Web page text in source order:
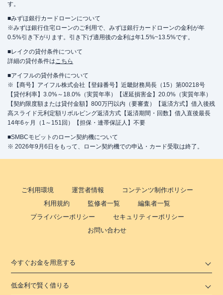
す。
■みずほ銀行カードローンについて
※みずほ銀行住宅ローンのご利用で、みずほ銀行カードローンの金利が年
0.5%引き下がります。引き下げ適用後の金利は年1.5%~13.5%です。
■レイクの貸付条件について
詳細の貸付条件はこちら
■アイフルの貸付条件について
※【商号】アイフル株式会社【登録番号】近畿財務局長（15）第00218号
【貸付利率】3.0%～18.0%（実質年率）【遅延損害金】20.0%（実質年率）
【契約限度額または貸付金額】800万円以内（要審査）【返済方式】借入後残
高スライド元利定額リボルビング返済方式【返済期間・回数】借入直後最長
14年6ヶ月（1～151回）【担保・連帯保証人】不要
■SMBCモビットのローン契約機について
※ 2026年9月6日をもって、ローン契約機での申込・カード受取は終了。
ご利用環境 運営者情報
コンテンツ制作ポリシー
利用規約
監修者一覧
編集者一覧
プライバシーポリシー
セキュリティーポリシー
お問い合わせ
今すぐお金を用意する
低金利で賢く借りる